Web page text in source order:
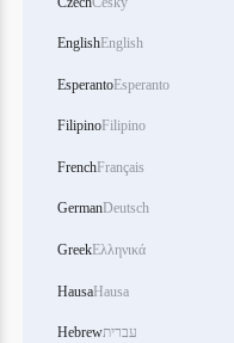
EnglishEnglish
EsperantoEsperanto
FilipinoFilipino
FrenchFrançais
GermanDeutsch
GreekΕλληνικά
HausaHausa
Hebrewעברית